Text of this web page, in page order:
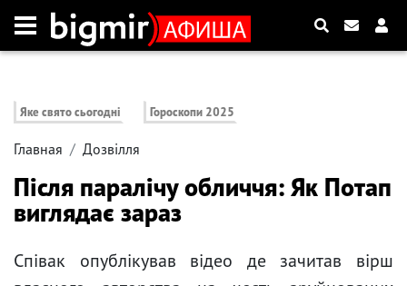
Яке свято сьогодні Гороскопи 2025
Главная Дозвілля
Після паралічу обличчя: Як Потап
виглядає зараз
Співак опублікував відео де зачитав вірш